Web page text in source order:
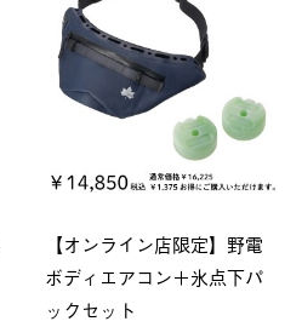
【オンライン店限定】野電
ボディエアコン＋氷点下パ
ックセット